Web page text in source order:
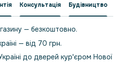
Консультація Будівництво
— безкоштовно.
— від 70 грн.
до дверей кур'єром Нової